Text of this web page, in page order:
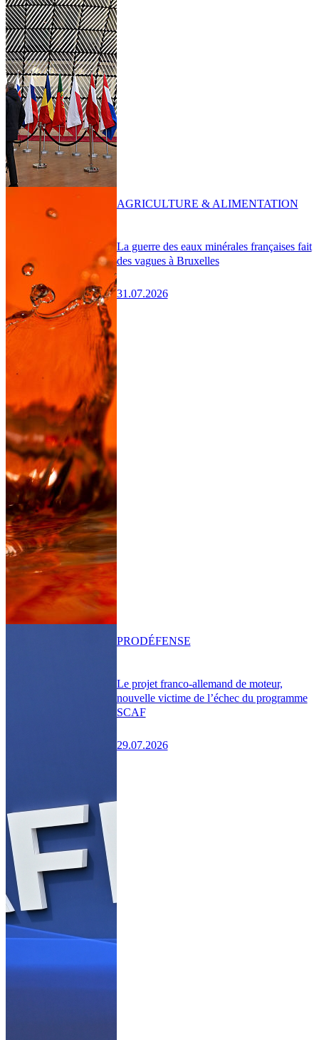
La guerre des eaux minérales françaises fait
des vagues à Bruxelles
31.07.2026
AGRICULTURE & ALIMENTATION
Le projet franco-allemand de moteur,
nouvelle victime de l’échec du programme
SCAF
29.07.2026
PRODÉFENSE